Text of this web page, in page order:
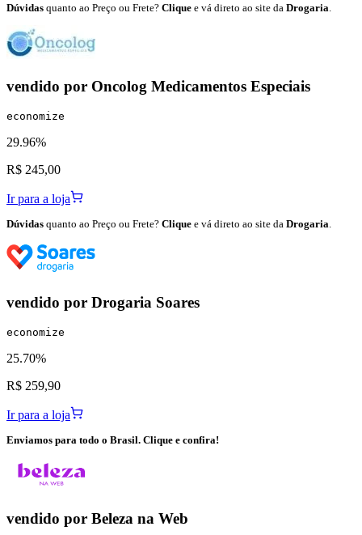
Dúvidas quanto ao Preço ou Frete? Clique e vá direto ao site da Drogaria
vendido por Oncolog Medicamentos Especiais
economize
29.96%
R$ 245,00
Ir para a loja
Dúvidas quanto ao Preço ou Frete? Clique e vá direto ao site da Drogaria
vendido por Drogaria Soares
economize
25.70%
R$ 259,90
Ir para a loja
Enviamos para todo o Brasil. Clique e confira!
vendido por Beleza na Web